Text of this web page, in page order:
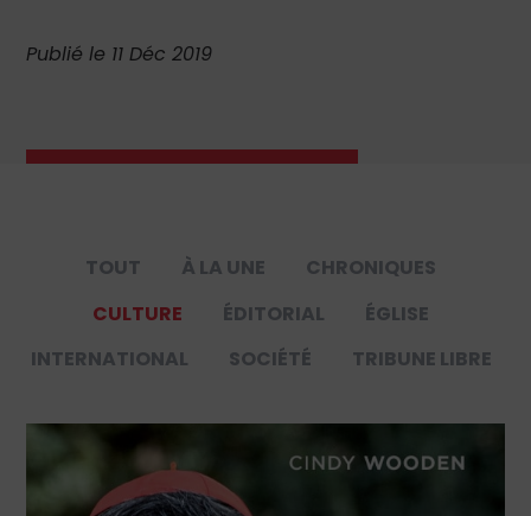
Publié le 11 Déc 2019
TOUT À LA UNE
CHRONIQUES
CULTURE
ÉDITORIAL
ÉGLISE
INTERNATIONAL
SOCIÉTÉ TRIBUNE LIBRE